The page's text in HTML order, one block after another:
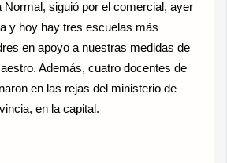
Normal, siguió por el comercial, ayer
y hoy hay tres escuelas más
en apoyo a nuestras medidas de
Además, cuatro docentes de
en las rejas del ministerio de
en la capital.